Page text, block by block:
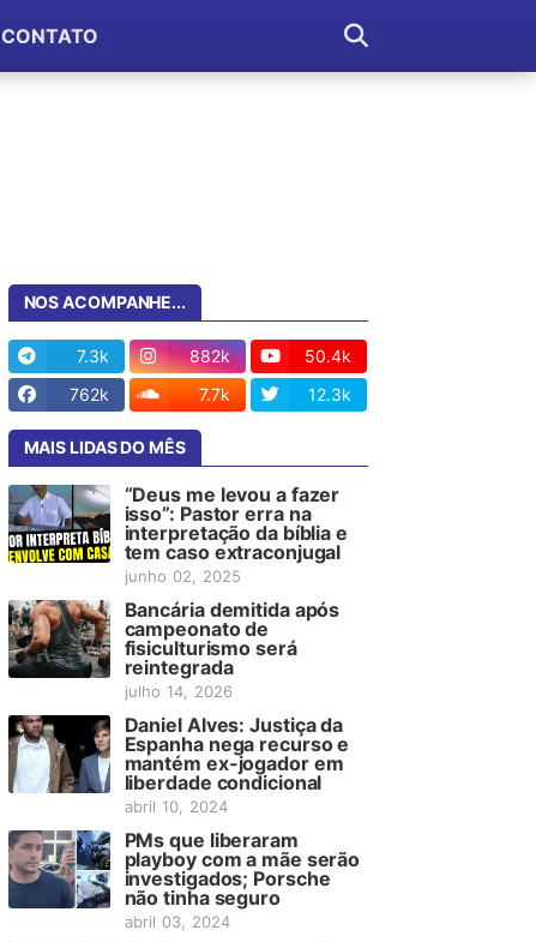
CONTATO
NOS ACOMPANHE...
7.3k 882k
50.4k
762k
7.7k 12.3k
MAIS LIDAS DO MÊS
“Deus me levou a fazer
isso”: Pastor erra na
interpretação da bíblia e
tem caso extraconjugal
junho 02, 2025
Bancária demitida após
campeonato de
fisiculturismo será
reintegrada
julho 14, 2026
Daniel Alves: Justiça da
Espanha nega recurso e
mantém ex-jogador em
liberdade condicional
abril 10, 2024
PMs que liberaram
playboy com a mãe serão
investigados; Porsche
não tinha seguro
abril 03, 2024